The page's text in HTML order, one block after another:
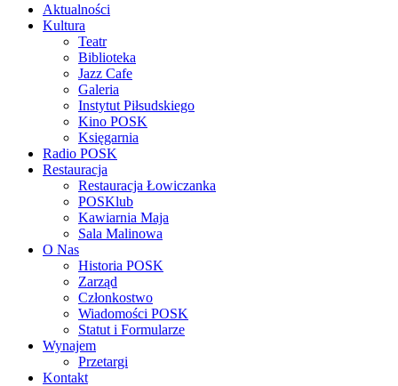
Aktualności
Kultura
Teatr
Biblioteka
Jazz Cafe
Galeria
Instytut Piłsudskiego
Kino POSK
Księgarnia
Radio POSK
Restauracja
Restauracja Łowiczanka
POSKlub
Kawiarnia Maja
Sala Malinowa
O Nas
Historia POSK
Zarząd
Członkostwo
Wiadomości POSK
Statut i Formularze
Wynajem
Przetargi
Kontakt